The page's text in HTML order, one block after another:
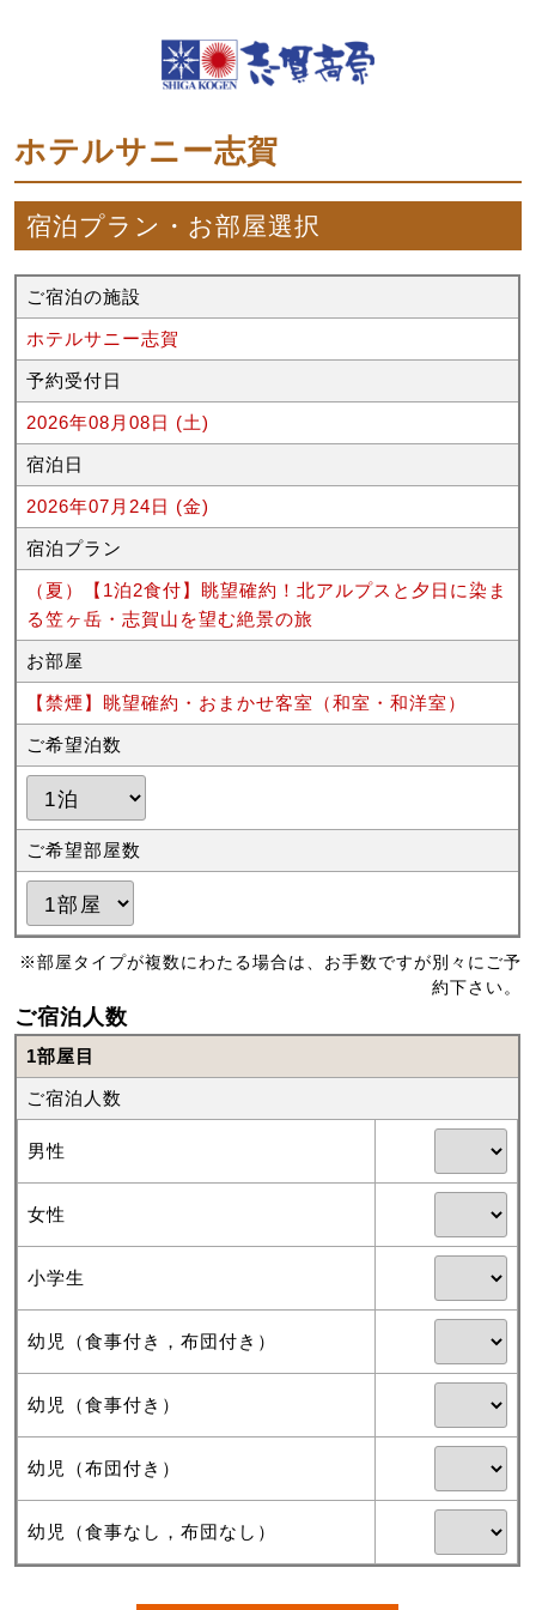
ホテルサニー志賀
宿泊プラン・お部屋選択
ご宿泊の施設
ホテルサニー志賀
予約受付日
2026年08月08日 (土)
宿泊日
2026年07月24日 (金)
宿泊プラン
（夏）【1泊2食付】眺望確約！北アルプスと夕日に染ま
る笠ヶ岳・志賀山を望む絶景の旅
お部屋
【禁煙】眺望確約・おまかせ客室（和室・和洋室）
ご希望泊数
ご希望部屋数
※部屋タイプが複数にわたる場合は、お手数ですが別々にご予
約下さい。
ご宿泊人数
1部屋目
ご宿泊人数
男性
女性
小学生
幼児（食事付き，布団付き）
幼児（食事付き）
幼児（布団付き）
幼児（食事なし，布団なし）